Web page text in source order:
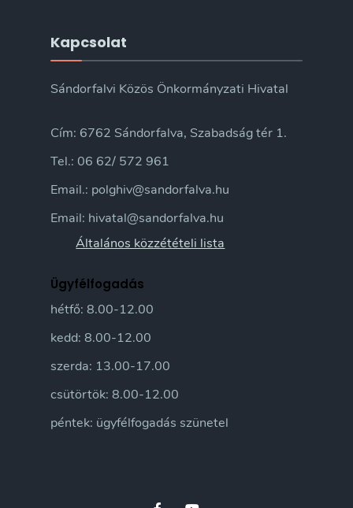
Kapcsolat
Sándorfalvi Közös Önkormányzati Hivatal
Cím: 6762 Sándorfalva, Szabadság tér 1.
Tel.: 06 62/ 572 961
Email.: polghiv@sandorfalva.hu
Email: hivatal@sandorfalva.hu
Általános közzétételi lista
Ügyfélfogadás
hétfő: 8.00-12.00
kedd: 8.00-12.00
szerda: 13.00-17.00
csütörtök: 8.00-12.00
péntek: ügyfélfogadás szünetel